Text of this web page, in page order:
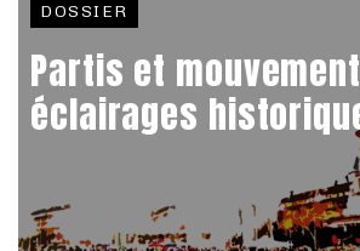
DOSSIER
Partis et
éclairages